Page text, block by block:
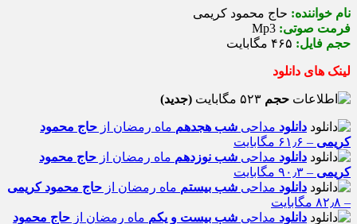
نام خواننده: حاج محمود کریمی
فرمت صوتی: Mp3
حجم فایل:
لینک های دانلود
حجم (جدید)
دانلود مداحی شب هجدهم ماه رمضان از حاج محمود
کریمی – ۶۱٫۶ مگابایت
دانلود مداحی شب نوزدهم ماه رمضان از حاج محمود
کریمی – ۹۰٫۳ مگابایت
دانلود مداحی شب بیستم ماه رمضان از حاج محمود کریمی
– ۸۲٫۸ مگابایت
دانلود مداحی شب بیست و یکم ماه رمضان از حاج محمود